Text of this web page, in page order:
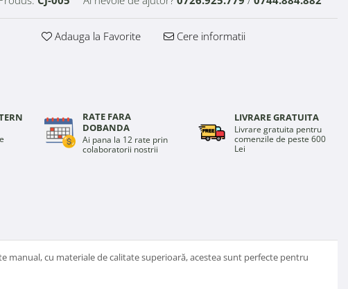
Adauga la Favorite Cere informatii
RATE FARA
DOBANDA
Ai pana la 12 rate prin
colaboratorii nostrii
LIVRARE GRATUITA
Livrare gratuita pentru
comenzile de peste 600
Lei
cu materiale de calitate superioară, acestea sunt perfecte pentru